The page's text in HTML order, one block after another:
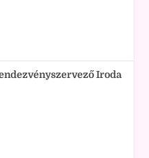
Iroda